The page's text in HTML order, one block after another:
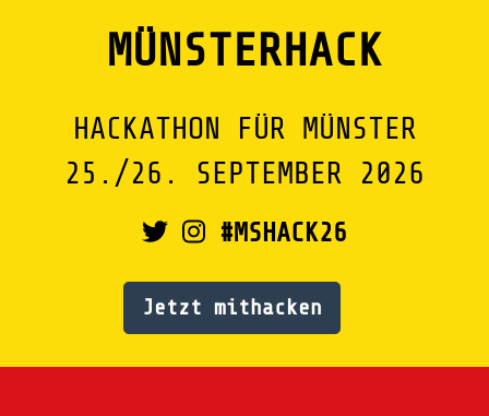
MÜNSTERHACK
HACKATHON FÜR MÜNSTER
25./26. SEPTEMBER 2026
#MSHACK26
Jetzt mithacken